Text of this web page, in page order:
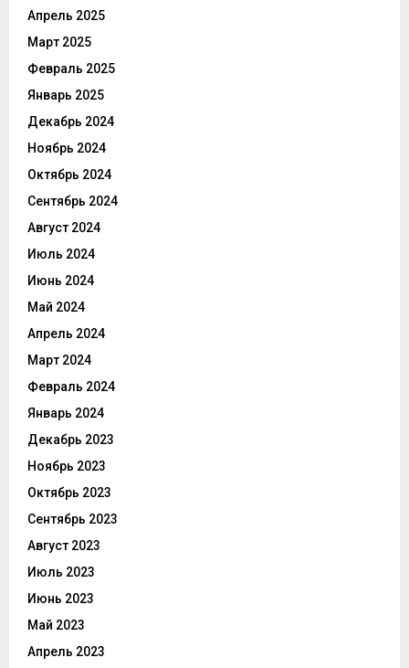
Апрель 2025
Март 2025
Февраль 2025
Январь 2025
Декабрь 2024
Ноябрь 2024
Октябрь 2024
Сентябрь 2024
Август 2024
Июль 2024
Июнь 2024
Май 2024
Апрель 2024
Март 2024
Февраль 2024
Январь 2024
Декабрь 2023
Ноябрь 2023
Октябрь 2023
Сентябрь 2023
Август 2023
Июль 2023
Июнь 2023
Май 2023
Апрель 2023